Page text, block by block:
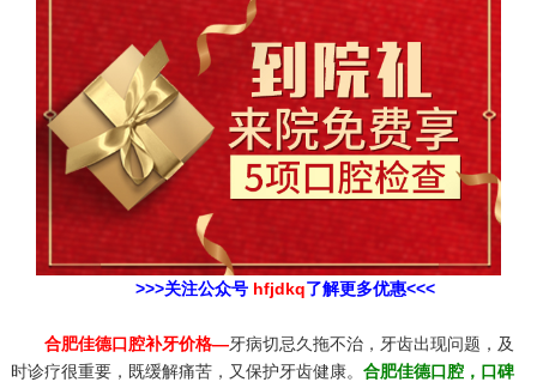
>>>关注公众号hfjdkq了解更多优惠<<<
合肥佳德口腔补牙价格—牙病切忌久拖不治，牙齿出现问题，及
时诊疗很重要，既缓解痛苦，又保护牙齿健康。 合肥佳德口腔，口碑